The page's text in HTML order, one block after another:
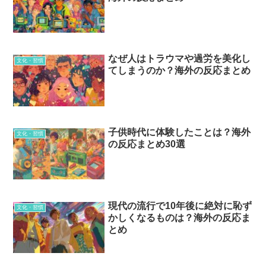
文化・習慣
なぜ人はトラウマや過労を美化し
てしまうのか？海外の反応まとめ
文化・習慣
子供時代に体験したことは？海外
の反応まとめ30選
文化・習慣
現代の流行で10年後に絶対に恥ず
かしくなるものは？海外の反応ま
とめ